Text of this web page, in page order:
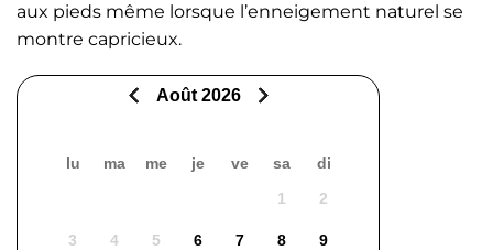
aux pieds même lorsque l’enneigement naturel se
montre capricieux.
Août 2026
lu ma me je ve sa
di
1
2
3 4 5 6 7 8 9